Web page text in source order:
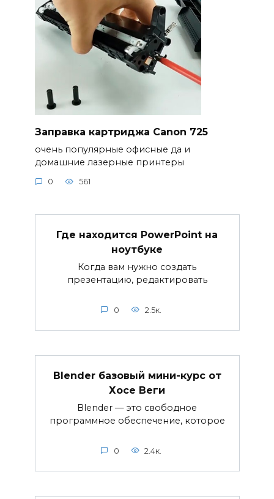
Заправка картриджа Canon 725
очень популярные офисные да и
домашние лазерные принтеры
0 561
Где находится PowerPoint на
ноутбуке
Когда вам нужно создать
презентацию, редактировать
0 2.5к.
Blender базовый мини-курс от
Хосе Веги
Blender — это свободное
программное обеспечение, которое
0 2.4к.